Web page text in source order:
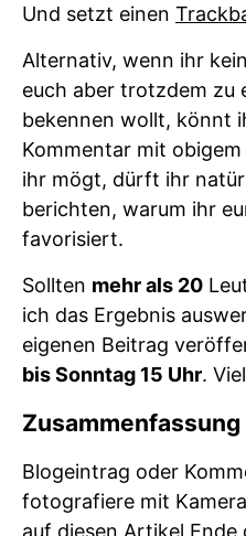
Und setzt einen
Alternativ, wenn ihr
euch aber trotzdem zu
bekennen wollt, könnt
Kommentar mit
ihr mögt, dürft ihr
berichten, warum ihr
favorisiert.
Sollten mehr als 20
ich das Ergebnis
eigenen Beitrag
bis Sonntag 15 Uhr.
Zusammenfassung
Blogeintrag oder
fotografiere mit
auf diesen Artikel Ende